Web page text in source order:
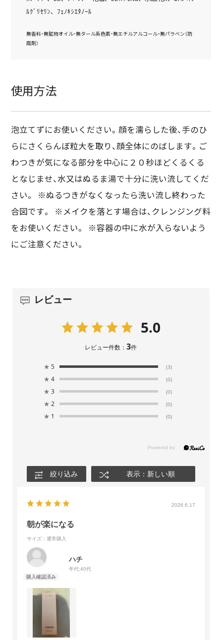
ﾙｸﾞﾘｾﾘﾝ､ ﾌｪﾉｷｼｴﾀﾉｰﾙ
無香料・無鉱物オイル・無タール系色素・無エチルアルコール・無パラベン（防
腐剤）
使用方法
泡立てずにお使いください。顔を濡らした後、手のひ
らにさくらんぼ粒大を取り、顔全体にのばします。ご
わつきが気になる部分を中心に２０秒ほどくるくる
となじませ、水又はぬるま湯で十分に洗い流してくだ
さい。 ※ぬるつきがなくなったら洗い流し終わった
合図です。 ※メイクを落とす場合は、クレンジング料
をお使いください。 ※容器の中に水が入らないよう
にご注意ください。
レビュー
5.0
レビュー件数：3件
★ 5 (3)
★ 4 (0)
★ 3 (0)
★ 2 (0)
★ 1 (0)
絞り込み 表示：新しい順
2026.6.17
朝が楽になる
サイズ：通常購入
ハチ
年代:40代